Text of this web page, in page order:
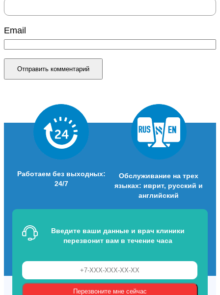
Email
Работаем без выходных:
24/7
Обслуживание на трех
языках: иврит, русский и
английский
Введите ваши данные и врач клиники
перезвонит вам в течение часа